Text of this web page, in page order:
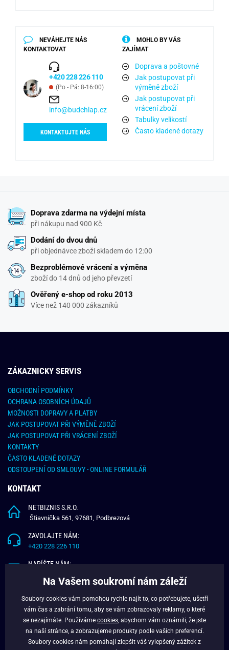
NEVÁHEJTE NÁS
KONTAKTOVAT
+420 228 226 110
(Po - Pá: 8-16:00)
info@budchlap.cz
KONTAKTUJTE NÁS
MOHLO BY VÁS
ZAJÍMAT
Doprava a poštovné
Jak postupovat při
výměně zboží
Jak postupovat při
vrácení zboží
Tabulky velikostí
Často kladené dotazy
Doprava zdarma na výdejní místa
při nákupu nad 900 Kč
Dodání do dvou dnů
při objednávce zboží skladem do 12:00
Bezproblémové vrácení a výměna
zboží do 14 dnů od jeho převzetí
Ověřený e-shop od roku 2013
Více než 140 000 zákazníků
ZÁKAZNICKY SERVIS
OBCHODNÍ PODMÍNKY
OCHRANA OSOBNÍCH ÚDAJŮ
MOŽNOSTI DOPRAVY A PLATBY
JAK POSTUPOVAT PŘI VÝMĚNĚ ZBOŽÍ
JAK POSTUPOVAT PŘI VRÁCENÍ ZBOŽÍ
KONTAKTY
ČASTO KLADENÉ DOTAZY
ODSTOUPENÍ OD SMLOUVY - ONLINE FORMULÁŘ
KONTAKT
NETBIZNIS S.R.O.
Štiavnička 561, 97681, Podbrezová
ZAVOLAJTE NÁM:
+420 228 226 110
NAPÍŠTE NÁM:
O NÁS
VĚRNOSTNÍ PROGRAM
Na Vašem soukromí nám záleží
Soubory cookies vám pomohou rychle najít to, co potřebujete, ušetří
vám čas a zabrání tomu, aby se vám zobrazovaly reklamy, o které
se nezajímáte. Používáme cookies , abychom vám oznámili, že jste
na naší stránce, a zobrazujeme produkty podle vašich preferencí.
Soubory cookies nám pomáhají zlepšit váš vylepšený zážitek z